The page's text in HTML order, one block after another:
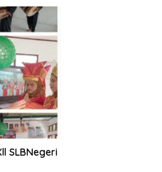
SLBNegeri